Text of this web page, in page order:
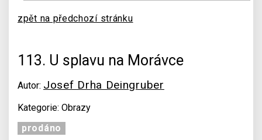
zpět na předchozí stránku
113. U splavu na Morávce
Autor: Josef Drha Deingruber
Kategorie: Obrazy
prodáno